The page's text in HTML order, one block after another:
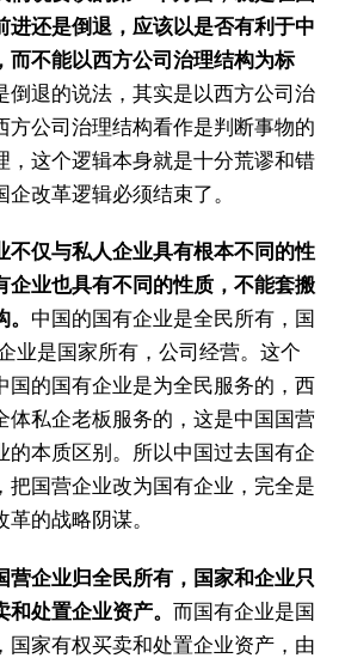
进还是倒退，应该以是否有利于中
而不能以西方公司治理结构为标
倒退的说法，其实是以西方公司治
方公司治理结构看作是判断事物的
，这个逻辑本身就是十分荒谬和错
改革逻辑必须结束了。
不仅与私人企业具有根本不同的性
企业也具有不同的性质，不能套搬
中国的国有企业是全民所有，国
业是国家所有，公司经营。这个
国的国有企业是为全民服务的，西
体私企老板服务的，这是中国国营
的本质区别。所以中国过去国有企
把国营企业改为国有企业，完全是
的战略阴谋。
营企业归全民所有，国家和企业只
处置企业资产。 而国有企业是国
国家有权买卖和处置企业资产，由